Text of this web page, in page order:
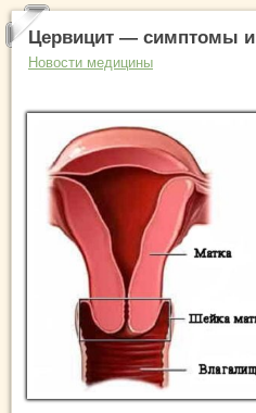
Цервицит — симптомы и
Новости медицины